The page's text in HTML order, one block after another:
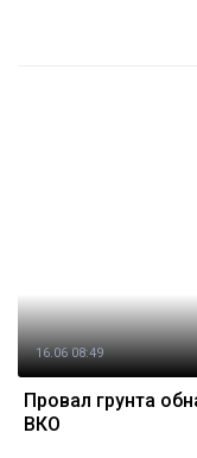
16.06 08:49
Провал грунта
ВКО